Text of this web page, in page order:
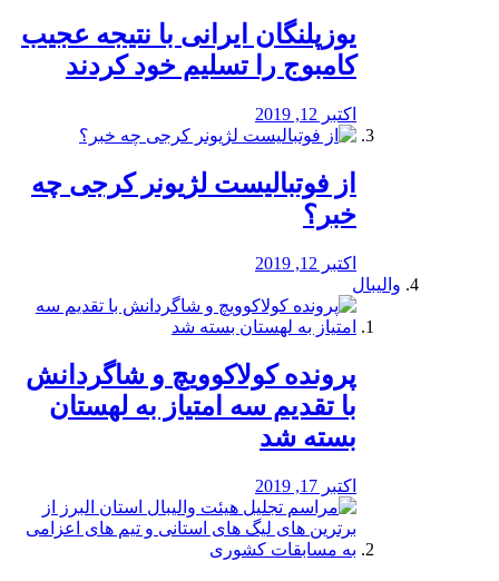
یوزپلنگان ایرانی با نتیجه عجیب
کامبوج را تسلیم خود کردند
اکتبر 12, 2019
از فوتبالیست لژیونر کرجی چه
خبر؟
اکتبر 12, 2019
والیبال
پرونده کولاکوویچ و شاگردانش
با تقدیم سه امتیاز به لهستان
بسته شد
اکتبر 17, 2019